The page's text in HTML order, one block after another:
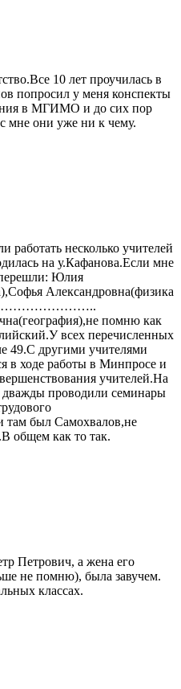
10 лет проучилась в
попросил у меня конспекты
в МГИМО и до сих пор
мне они уже ни к чему.
работать несколько учителей
на у.Кафанова.Если мне
перешли: Юлия
Александровна(физика
помню как
всех перечисленных
49.С другими учителями
в ходе работы в Минпросе и
учителей.На
дважды проводили семинары
там был Самохвалов,не
общем как то так.
Петрович, а жена его
не помню), была завучем.
классах.